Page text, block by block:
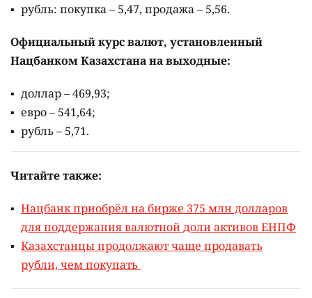
рубль: покупка – 5,47, продажа – 5,56.
Официальный курс валют, установленный
Нацбанком Казахстана на выходные:
доллар – 469,93;
евро – 541,64;
рубль – 5,71.
Читайте также:
Нацбанк приобрёл на бирже 375 млн долларов
для поддержания валютной доли активов ЕНПФ
Казахстанцы продолжают чаще продавать
рубли, чем покупать